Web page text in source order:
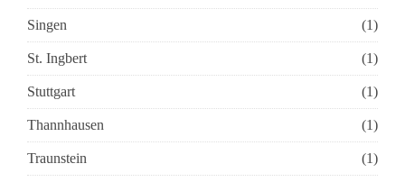
Singen (1)
St. Ingbert (1)
Stuttgart (1)
Thannhausen (1)
Traunstein (1)